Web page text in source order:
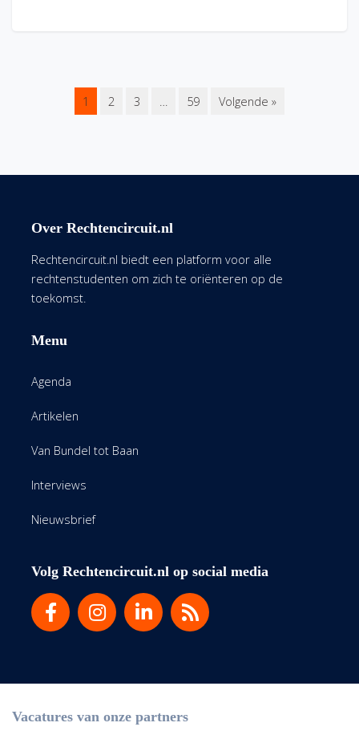
1 2 3 … 59 Volgende »
Over Rechtencircuit.nl
Rechtencircuit.nl biedt een platform voor alle
rechtenstudenten om zich te oriënteren op de
toekomst.
Menu
Agenda
Artikelen
Van Bundel tot Baan
Interviews
Nieuwsbrief
Volg Rechtencircuit.nl op social media
Vacatures van onze partners